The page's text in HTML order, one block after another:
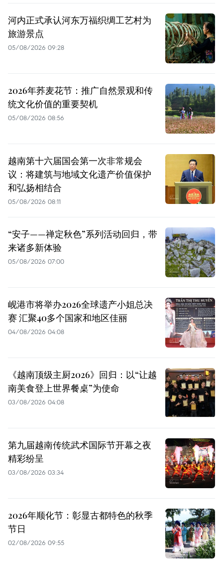
河内正式承认河东万福织绸工艺村为
旅游景点
05/08/2026 09:28
2026年荞麦花节：推广自然景观和传
统文化价值的重要契机
05/08/2026 08:56
越南第十六届国会第一次非常规会
议：将建筑与地域文化遗产价值保护
和弘扬相结合
05/08/2026 08:11
“安子——禅定秋色”系列活动回归，带
来诸多新体验
05/08/2026 07:00
岘港市将举办2026全球遗产小姐总决
赛 汇聚40多个国家和地区佳丽
04/08/2026 04:08
《越南顶级主厨2026》回归：以“让越
南美食登上世界餐桌”为使命
03/08/2026 04:08
第九届越南传统武术国际节开幕之夜
精彩纷呈
03/08/2026 03:34
2026年顺化节：彰显古都特色的秋季
节日
02/08/2026 09:55